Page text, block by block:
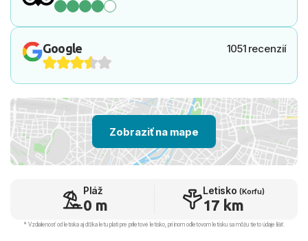
Google 1051 recenzií
Zobraziť na mape
Pláž
0 m
Letisko (Korfu)
17 km
* Vzdialenosť od letiska aj dľžka letu platí pre príletové letisko, pri inom odletovom letisku sa môžu tieto údaje líšiť.